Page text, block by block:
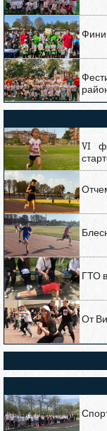
VI
ГТО
От